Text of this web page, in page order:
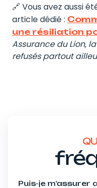
🔗 Vous avez aussi
article dédié :
une résiliation
Assurance du Lion,
refusés partout
Puis-je m'assurer